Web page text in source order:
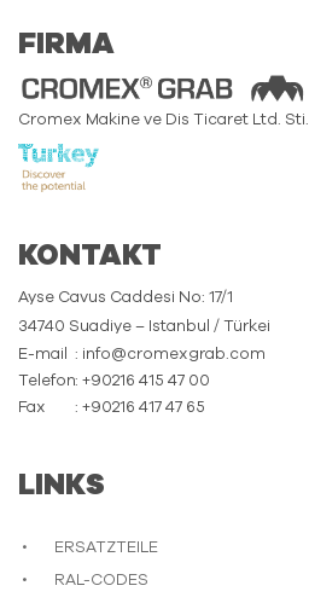
FIRMA
Cromex Makine ve Dis Ticaret Ltd. Sti.
KONTAKT
Ayse Cavus Caddesi No: 17/1
34740 Suadiye – Istanbul / Türkei
E-mail
: info@cromexgrab.com
Telefon: +90216 415 47 00
Fax
: +90216 417 47 65
LINKS
ERSATZTEILE
RAL-CODES